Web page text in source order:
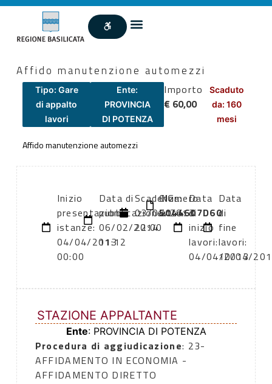
Affido manutenzione automezzi
Tipo: Gare
di appalto
lavori
Ente:
PROVINCIA
DI POTENZA
Importo
€ 60,00
Scaduto
da: 160
mesi
Affido manutenzione automezzi
Inizio
presentazione
istanze:
04/04/2013
00:00
Data di
pubblicazione:
06/02/2014
11:12
Scadenza:
03/04/2013
22:00
Numero
atto:
CIG:
5044607D60
Data
di
inizio
lavori:
04/04/2013
Data
di
fine
lavori:
10/04/
STAZIONE APPALTANTE
Ente: PROVINCIA DI POTENZA
Procedura di aggiudicazione: 23-
AFFIDAMENTO IN ECONOMIA -
AFFIDAMENTO DIRETTO